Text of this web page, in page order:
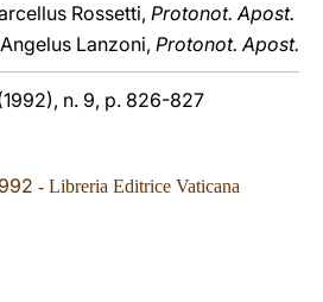
Rossetti, Protonot. Apost.
Angelus Lanzoni, Protonot. Apost.
n. 9, p. 826-827
- Libreria Editrice Vaticana